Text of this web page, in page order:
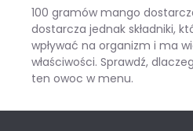
100 gramów mango
dostarcza jednak składniki,
wpływać na organizm i ma
właściwości. Sprawdź,
ten owoc w menu.